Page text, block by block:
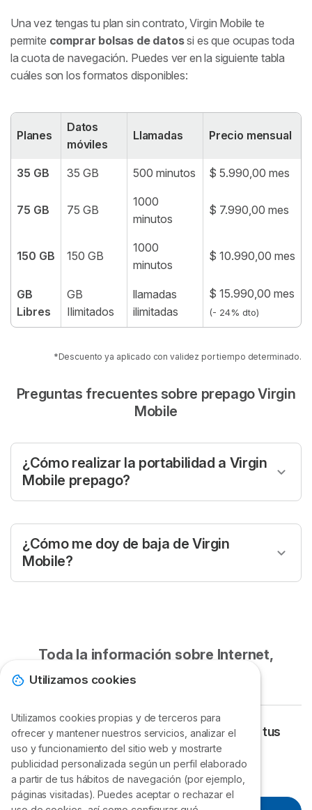
Una vez tengas tu plan sin contrato, Virgin Mobile te
permite comprar bolsas de datossi es que ocupas toda
la cuota de navegación. Puedes ver en la siguiente tabla
cuáles son los formatos disponibles:
Planes
Datos
móviles
Llamadas Precio mensual
35 GB 35 GB 500 minutos $ 5.990,00 mes
75 GB 75 GB
1000
minutos
$ 7.990,00 mes
150 GB 150 GB
1000
minutos
$ 10.990,00 mes
GB
Libres
GB
Ilimitados
llamadas
ilimitadas
$ 15.990,00 mes
(- 24% dto)
*Descuento ya aplicado con validez por tiempo determinado.
Preguntas frecuentes sobre prepago Virgin
Mobile
¿Cómo realizar la portabilidad a Virgin
Mobile prepago?
Para realizar laportabilidad numéricaa Virgin Mobile
pidiendo elcódigo CAP. Para hacer este trámite
necesitas tener el IMEI de tu equipo desbloqueado, no
tener deudas con la compañía y no tienes otra
¿Cómo me doy de baja de Virgin
Mobile?
Para dar de baja Virgin Mobile puedes dirigirte al sitio
Toda la información sobre Internet,
telefonía y televisión
Encuentra el plan que mejor se adapte a tus
necesidades ¡Llámanos!
Lunes a Viernes: 9h a 20h.
Utilizamos cookies
Utilizamos cookies propias y de terceros para
ofrecer y mantener nuestros servicios, analizar el
uso y funcionamiento del sitio web y mostrarte
publicidad personalizada según un perfil elaborado
a partir de tus hábitos de navegación (por ejemplo,
páginas visitadas). Puedes aceptar o rechazar el